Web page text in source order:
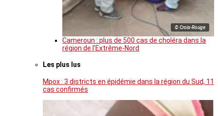
© Croix-Rouge
Cameroun : plus de 500 cas de choléra dans la
région de l’Extrême-Nord
Les plus lus
Mpox : 3 districts en épidémie dans la région du Sud, 11
cas confirmés